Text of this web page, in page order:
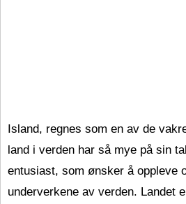
Island, regnes som en av de
land i verden har så mye på sin
entusiast, som ønsker å oppleve
underverkene av verden. Landet